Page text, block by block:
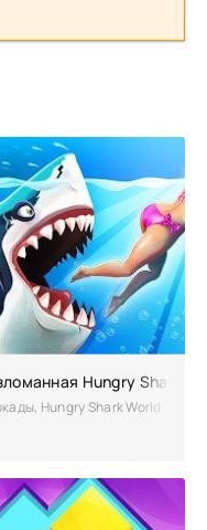
- чит много денег
про знаменитую акулу.
Hungry Shark
Hungry Shark World –